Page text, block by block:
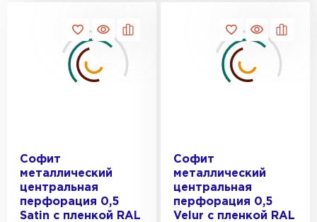
Софит
металлический
центральная
перфорация 0,5
Satin с пленкой RAL
Софит
металлический
центральная
перфорация 0,5
Velur с пленкой RAL